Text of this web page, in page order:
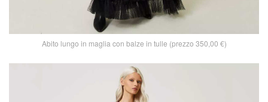
Abito lungo in maglia con balze in tulle (prezzo 350,00 €)